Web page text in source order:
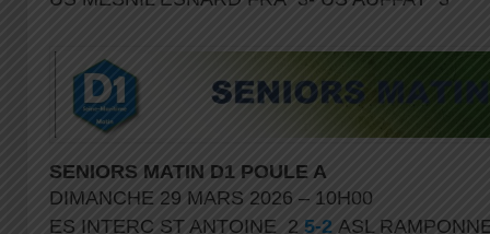
SENIORS MATIN D1 POULE A
DIMANCHE 29 MARS 2026 – 10H00
ES INTERC ST ANTOINE 2 5-2 ASL